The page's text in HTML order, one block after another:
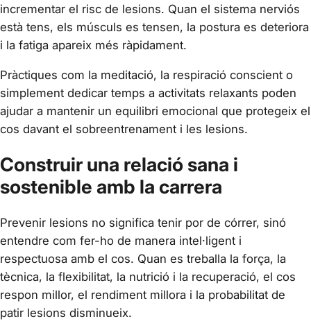
incrementar el risc de lesions. Quan el sistema nerviós
està tens, els músculs es tensen, la postura es deteriora
i la fatiga apareix més ràpidament.
Pràctiques com la meditació, la respiració conscient o
simplement dedicar temps a activitats relaxants poden
ajudar a mantenir un equilibri emocional que protegeix el
cos davant el sobreentrenament i les lesions.
Construir una relació sana i
sostenible amb la carrera
Prevenir lesions no significa tenir por de córrer, sinó
entendre com fer-ho de manera intel·ligent i
respectuosa amb el cos. Quan es treballa la força, la
tècnica, la flexibilitat, la nutrició i la recuperació, el cos
respon millor, el rendiment millora i la probabilitat de
patir lesions disminueix.